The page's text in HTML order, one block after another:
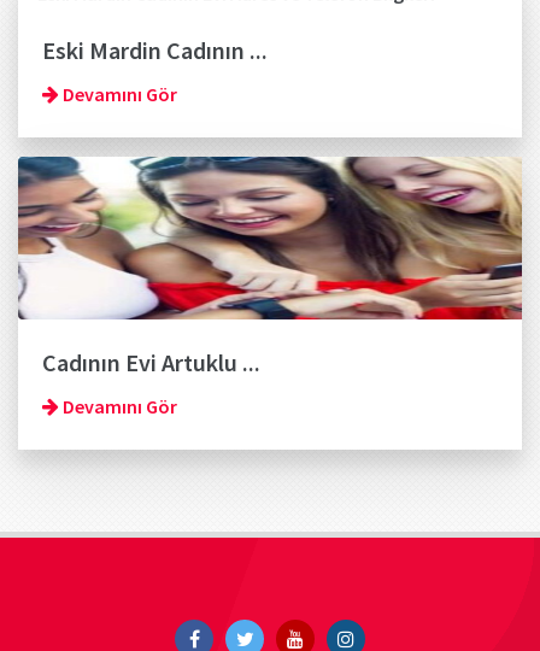
Eski Mardin Cadının ...
Devamını Gör
Cadının Evi Artuklu ...
Devamını Gör